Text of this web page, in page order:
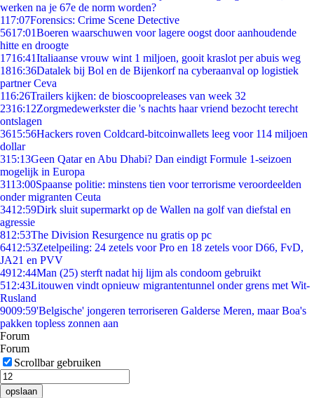
werken na je 67e de norm worden?
117:07Forensics: Crime Scene Detective
5617:01Boeren waarschuwen voor lagere oogst door aanhoudende
hitte en droogte
1716:41Italiaanse vrouw wint 1 miljoen, gooit kraslot per abuis weg
1816:36Datalek bij Bol en de Bijenkorf na cyberaanval op logistiek
partner Ceva
116:26Trailers kijken: de bioscoopreleases van week 32
2316:12Zorgmedewerkster die 's nachts haar vriend bezocht terecht
ontslagen
3615:56Hackers roven Coldcard-bitcoinwallets leeg voor 114 miljoen
dollar
315:13Geen Qatar en Abu Dhabi? Dan eindigt Formule 1-seizoen
mogelijk in Europa
3113:00Spaanse politie: minstens tien voor terrorisme veroordeelden
onder migranten Ceuta
3412:59Dirk sluit supermarkt op de Wallen na golf van diefstal en
agressie
812:53The Division Resurgence nu gratis op pc
6412:53Zetelpeiling: 24 zetels voor Pro en 18 zetels voor D66, FvD,
JA21 en PVV
4912:44Man (25) sterft nadat hij lijm als condoom gebruikt
512:43Litouwen vindt opnieuw migrantentunnel onder grens met Wit-
Rusland
9009:59'Belgische' jongeren terroriseren Galderse Meren, maar Boa's
pakken topless zonnen aan
Forum
Forum
Scrollbar gebruiken
opslaan